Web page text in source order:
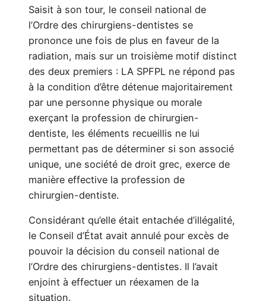
Saisit à son tour, le conseil national de
l’Ordre des chirurgiens-dentistes se
prononce une fois de plus en faveur de la
radiation, mais sur un troisième motif distinct
des deux premiers : LA SPFPL ne répond pas
à la condition d’être détenue majoritairement
par une personne physique ou morale
exerçant la profession de chirurgien-
dentiste, les éléments recueillis ne lui
permettant pas de déterminer si son associé
unique, une société de droit grec, exerce de
manière effective la profession de
chirurgien-dentiste.
Considérant qu’elle était entachée d’illégalité,
le Conseil d’État avait annulé pour excès de
pouvoir la décision du conseil national de
l’Ordre des chirurgiens-dentistes. Il l’avait
enjoint à effectuer un réexamen de la
situation.